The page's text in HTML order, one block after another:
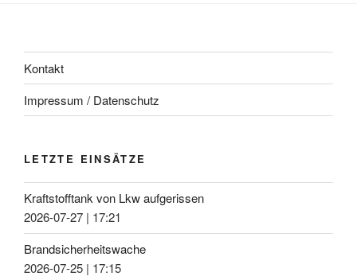
Kontakt
Impressum / Datenschutz
LETZTE EINSÄTZE
Kraftstofftank von Lkw aufgerissen
2026-07-27 | 17:21
Brandsicherheitswache
2026-07-25 | 17:15